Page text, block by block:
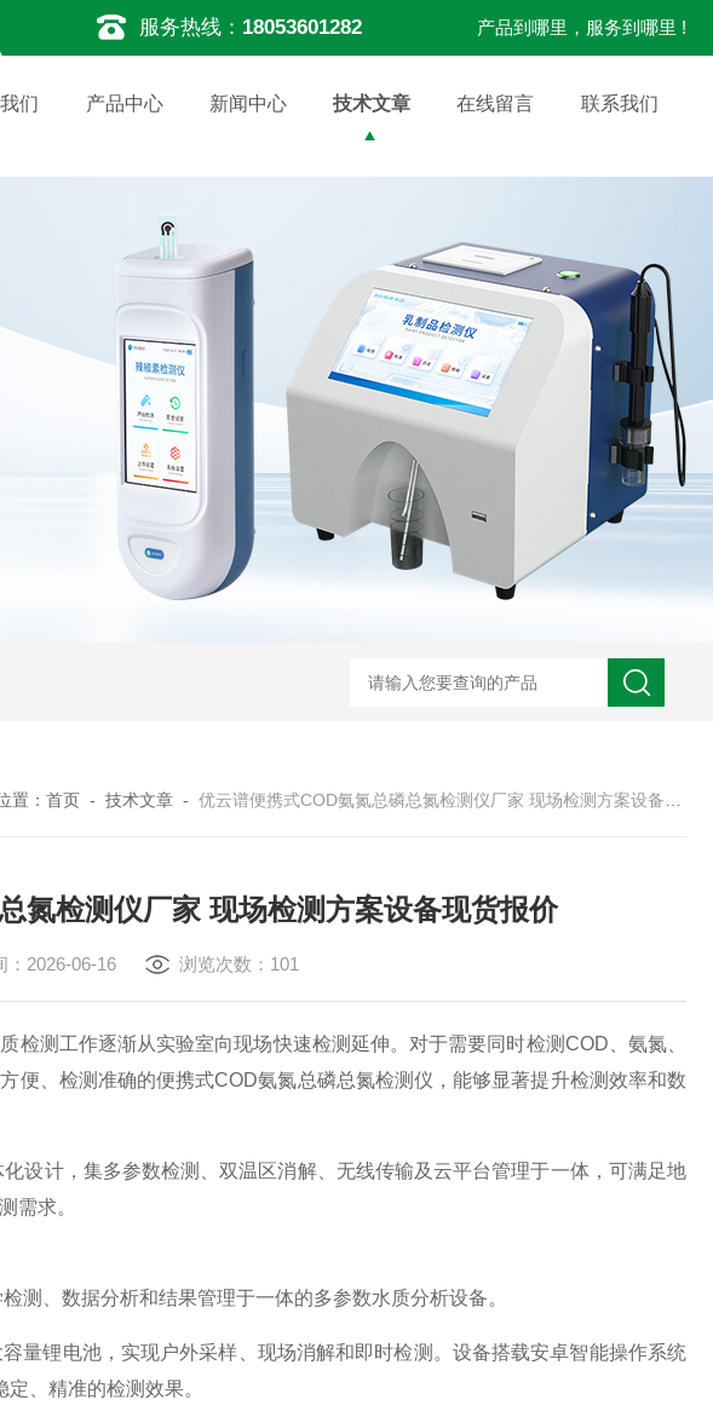
服务热线： 18053601282 产品到哪里，服务到哪里 !
们 产品中心 新闻中心 技术文章 在线留言 联系我们
置：首页 -技术文章 -优云谱便携式COD氨氮总磷总氮检测仪厂家 现场检测方案设备现货报价
氮检测仪厂家 现场检测方案设备现货报价
：2026-06-16 浏览次数：101
检测工作逐渐从实验室向现场快速检测延伸。对于需要同时检测COD、氨氮、
便、检测准确的便携式COD氨氮总磷总氮检测仪，能够显著提升检测效率和数
设计，集多参数检测、双温区消解、无线传输及云平台管理于一体，可满足地
需求。
测、数据分析和结果管理于一体的多参数水质分析设备。
量锂电池，实现户外采样、现场消解和即时检测。设备搭载安卓智能操作系统
、精准的检测效果。